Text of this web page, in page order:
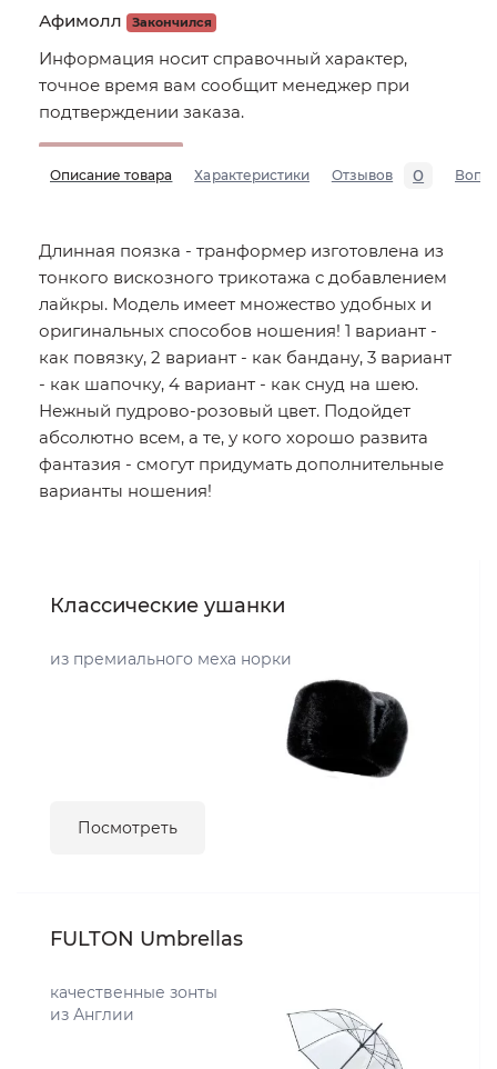
Афимолл Закончился
Информация носит справочный характер,
точное время вам сообщит менеджер при
подтверждении заказа.
Описание товара Характеристики Отзывов 0
Длинная поязка - транформер изготовлена из
тонкого вискозного трикотажа с добавлением
лайкры. Модель имеет множество удобных и
оригинальных способов ношения! 1 вариант -
как повязку, 2 вариант - как бандану, 3 вариант
- как шапочку, 4 вариант - как снуд на шею.
Нежный пудрово-розовый цвет. Подойдет
абсолютно всем, а те, у кого хорошо развита
фантазия - смогут придумать дополнительные
варианты ношения!
Классические ушанки
из премиального меха норки
Посмотреть
FULTON Umbrellas
качественные зонты
из Англии